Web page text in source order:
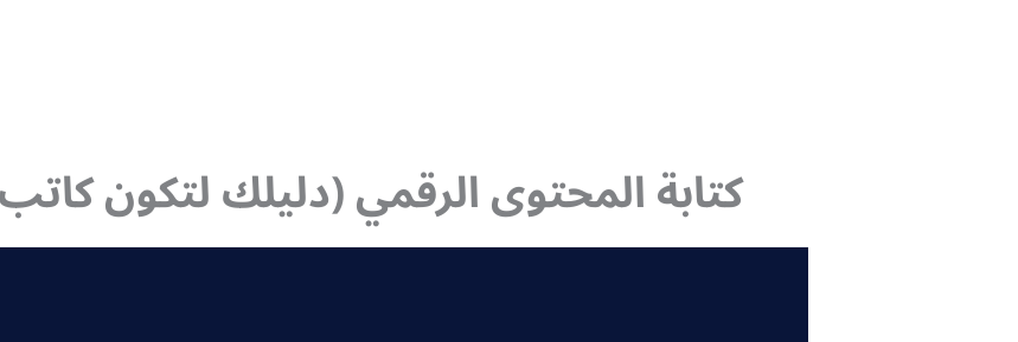
كتابة المحتوى الرقمي (دليلك لتكون